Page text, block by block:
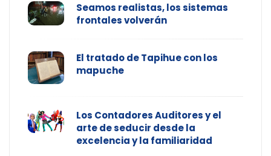
Seamos realistas, los sistemas
frontales volverán
El tratado de Tapihue con los
mapuche
Los Contadores Auditores y el
arte de seducir desde la
excelencia y la familiaridad